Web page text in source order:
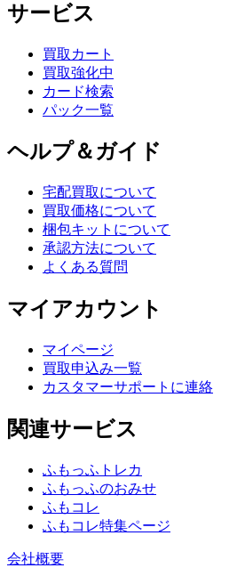
サービス
買取カート
買取強化中
カード検索
パック一覧
ヘルプ＆ガイド
宅配買取について
買取価格について
梱包キットについて
承認方法について
よくある質問
マイアカウント
マイページ
買取申込み一覧
カスタマーサポートに連絡
関連サービス
ふもっふトレカ
ふもっふのおみせ
ふもコレ
ふもコレ特集ページ
会社概要